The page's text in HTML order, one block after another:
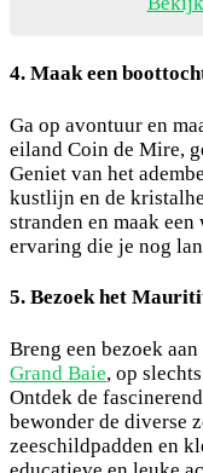
4. Maak een
Ga op avontuur en
eiland Coin de Mire,
Geniet van het
kustlijn en de
stranden en maak
ervaring die je nog
5. Bezoek het
Breng een bezoek
Grand Baie, op
Ontdek de
bewonder de diverse
zeeschildpadden en